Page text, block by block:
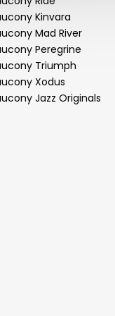
Kinvara
Mad River
Peregrine
Triumph
Xodus
Jazz Originals